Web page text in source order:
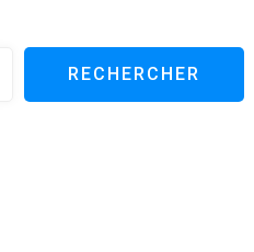
RECHERCHER